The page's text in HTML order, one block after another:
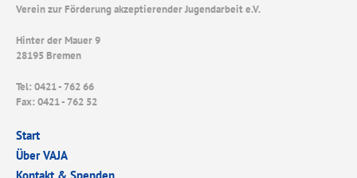
Verein zur Förderung akzeptierender Jugendarbeit e.V.
Hinter der Mauer 9
28195 Bremen
Tel: 0421 - 762 66
Fax: 0421 - 762 52
Start
Über VAJA